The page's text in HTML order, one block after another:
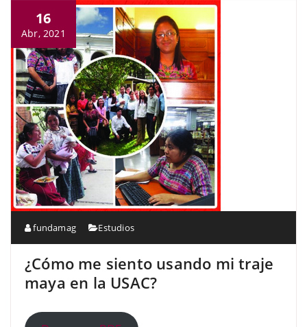
16
Abr, 2021
fundamag Estudios
¿Cómo me siento usando mi traje
maya en la USAC?